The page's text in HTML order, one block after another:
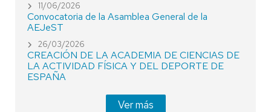
11/06/2026
Convocatoria de la Asamblea General de la
AEJeST
26/03/2026
CREACIÓN DE LA ACADEMIA DE CIENCIAS DE
LA ACTIVIDAD FÍSICA Y DEL DEPORTE DE
ESPAÑA
Ver más